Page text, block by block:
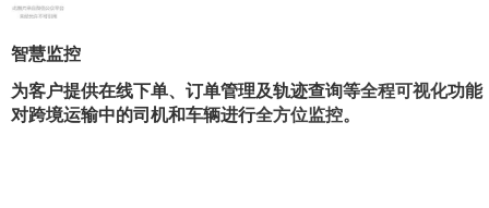
智慧监控
为客户提供在线下单、订单管理及轨迹查询等全程可视化功能
对跨境运输中的司机和车辆进行全方位监控。